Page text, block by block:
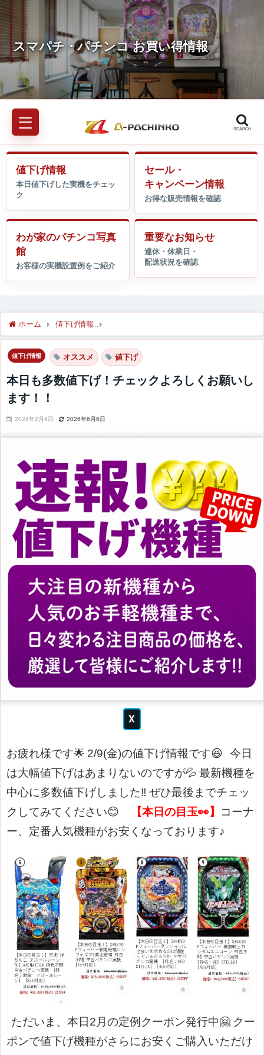
SEARCH
値下げ情報
セール・
キャンペーン情報
わが家のパチンコ写真
館
重要なお知らせ
ホーム 値下げ情報
値下げ情報 オススメ 値下げ
本日も多数値下げ！チェックよろしくお願いし
ます！！
2024年2月9日 2026年6月6日
お疲れ様です🌟 2/9(金)の値下げ情報です😆
今日
は大幅値下げはあまりないのですが💦 最新機種を
中心に多数値下げしました‼ ぜひ最後までチェッ
クしてみてください😊
【本日の目玉👀】
コーナ
ー、定番人気機種がお安くなっております♪
ただいま、本日2月の定例クーポン発行中🤗 クー
ポンで値下げ機種がさらにお安くご購入いただけ